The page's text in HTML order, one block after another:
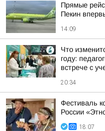
Прямые
Пекин
14:09
Что
году:
встрече с
20:34
Фестиваль
России
18:07